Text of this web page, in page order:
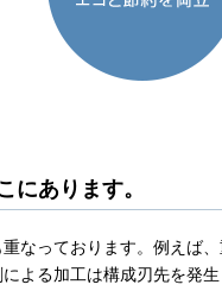
にあります。
なっております。例えば
よる加工は構成刃先を発